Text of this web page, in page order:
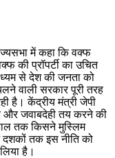
में कहा कि वक्फ
की प्रॉपर्टी का उचित
से देश की जनता को
वाली सरकार पूरी तरह
है। केंद्रीय मंत्री जेपी
और जवाबदेही तय करने की
तक किसने मुस्लिम
दशकों तक इस नीति को
है।